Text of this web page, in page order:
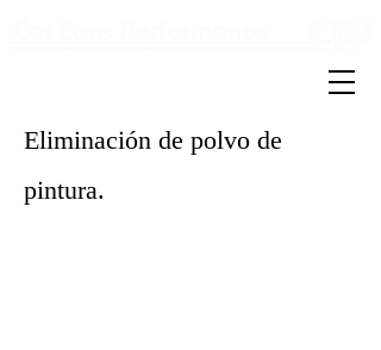
Eliminación de polvo de
pintura.